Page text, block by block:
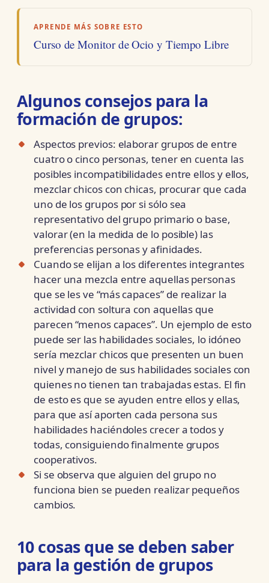
APRENDE MÁS SOBRE ESTO
Curso de Monitor de Ocio y Tiempo Libre
Algunos consejos para la
formación de grupos:
Aspectos previos: elaborar grupos de entre
cuatro o cinco personas, tener en cuenta las
posibles incompatibilidades entre ellos y ellos,
mezclar chicos con chicas, procurar que cada
uno de los grupos por si sólo sea
representativo del grupo primario o base,
valorar (en la medida de lo posible) las
preferencias personas y afinidades.
Cuando se elijan a los diferentes integrantes
hacer una mezcla entre aquellas personas
que se les ve “más capaces” de realizar la
actividad con soltura con aquellas que
parecen “menos capaces”. Un ejemplo de esto
puede ser las habilidades sociales, lo idóneo
sería mezclar chicos que presenten un buen
nivel y manejo de sus habilidades sociales con
quienes no tienen tan trabajadas estas. El fin
de esto es que se ayuden entre ellos y ellas,
para que así aporten cada persona sus
habilidades haciéndoles crecer a todos y
todas, consiguiendo finalmente grupos
cooperativos.
Si se observa que alguien del grupo no
funciona bien se pueden realizar pequeños
cambios.
10 cosas que se deben saber
para la gestión de grupos